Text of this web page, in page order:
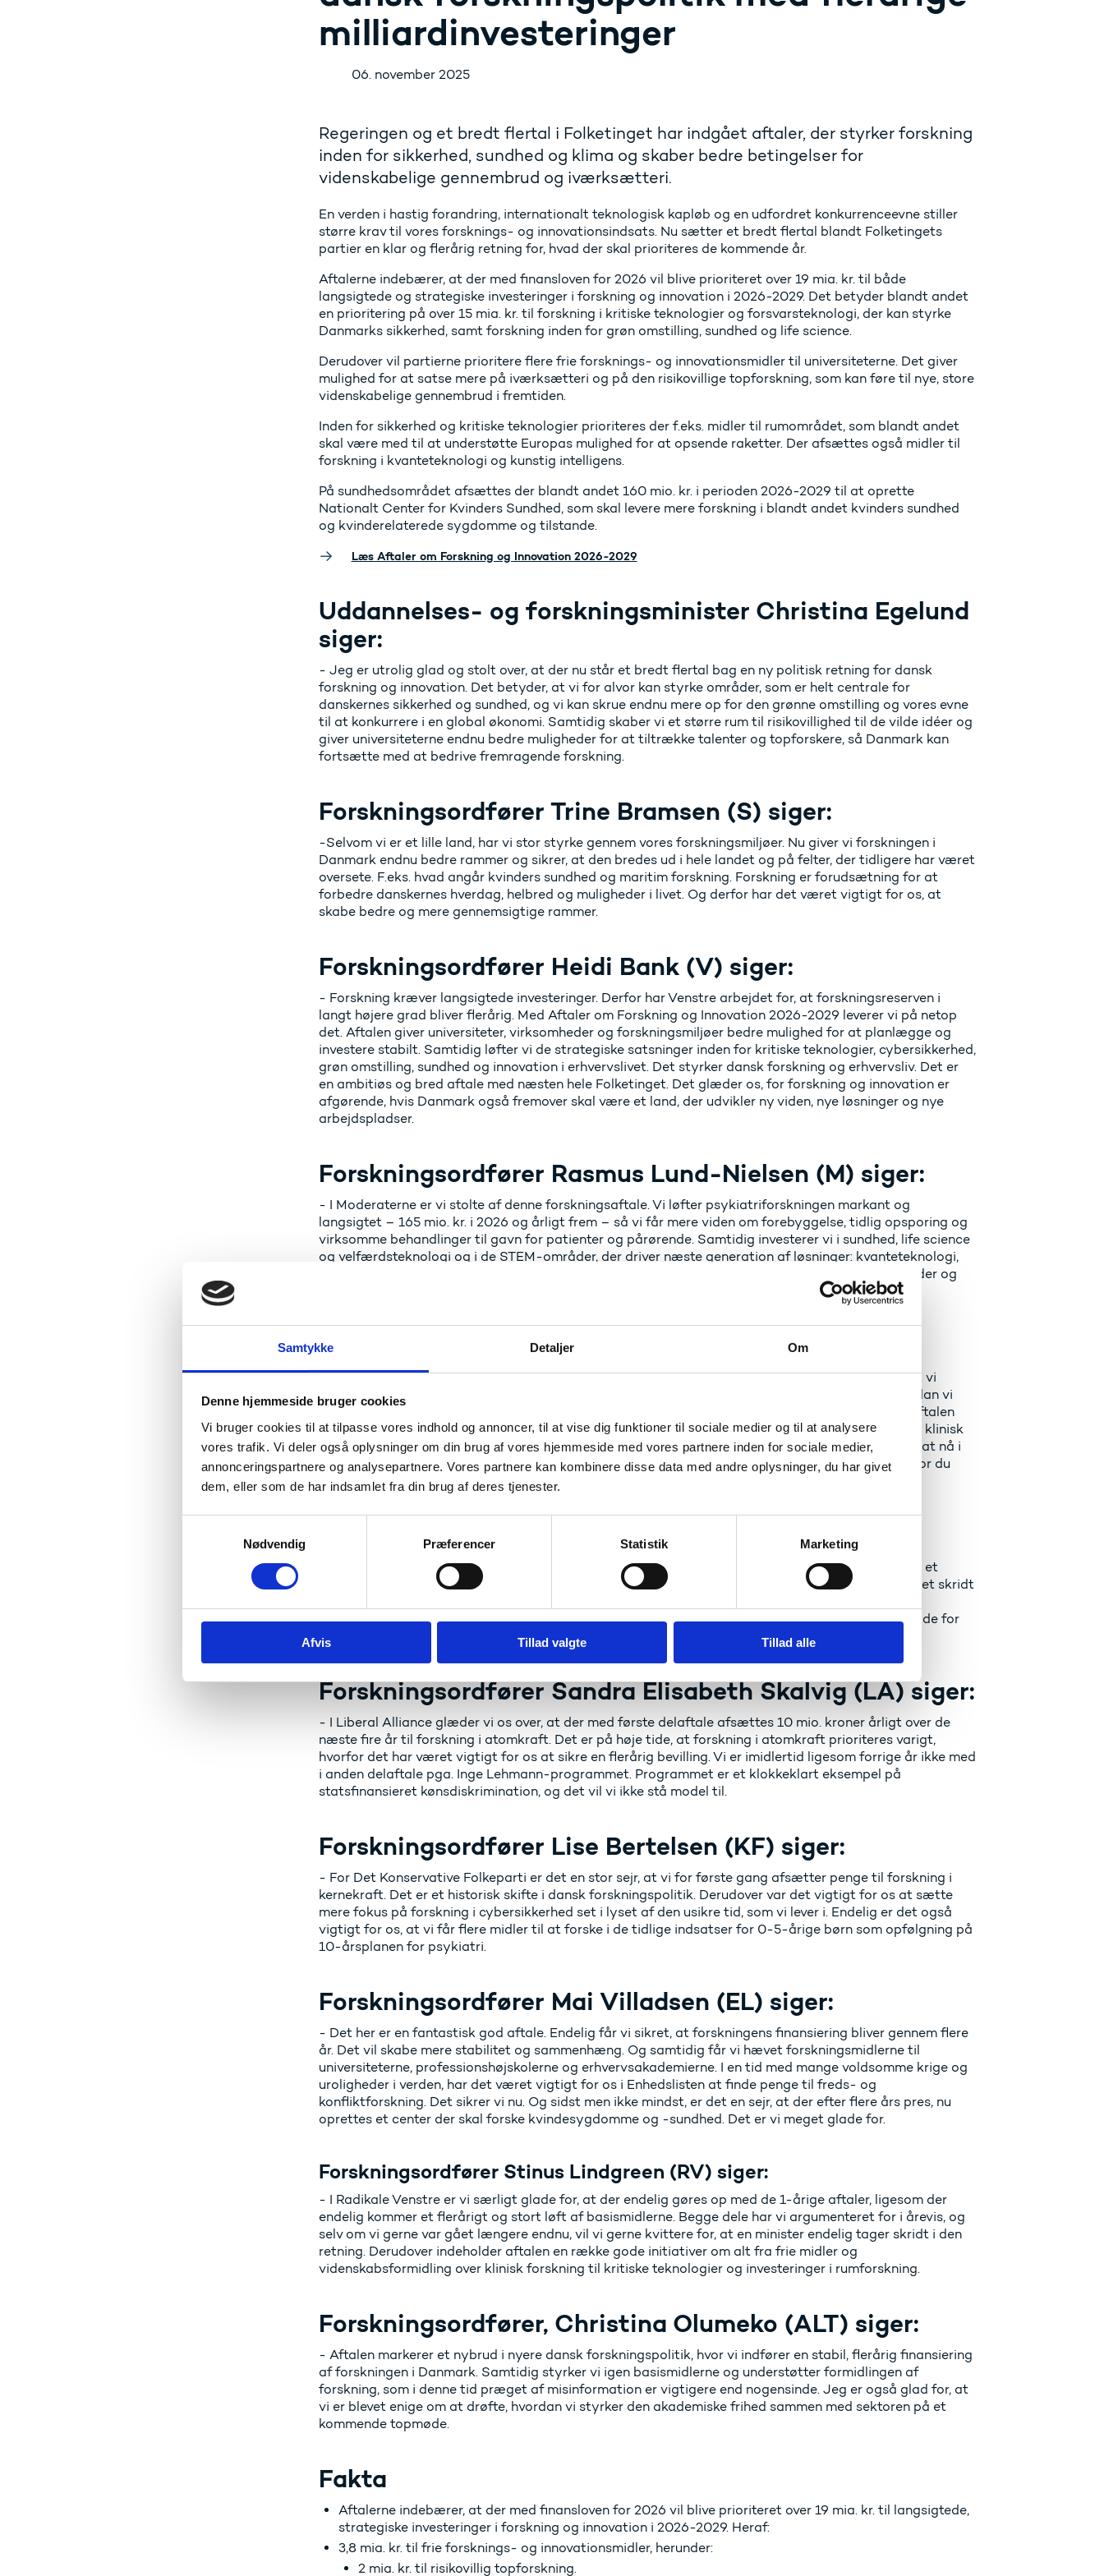
Samtykke Detaljer Om
Denne hjemmeside bruger cookies
Vi bruger cookies til at tilpasse vores indhold og annoncer, til at vise dig funktioner til sociale medier og til at analysere
vores trafik. Vi deler også oplysninger om din brug af vores hjemmeside med vores partnere inden for sociale medier,
annonceringspartnere og analysepartnere. Vores partnere kan kombinere disse data med andre oplysninger, du har givet
dem, eller som de har indsamlet fra din brug af deres tjenester.
v
Nødvendig Præferencer Statistik Marketing
Afvis Tillad valgte Tillad alle
milliardinvesteringer
06. november 2025
Regeringen og et bredt flertal i Folketinget har indgået aftaler, der styrker forskning
inden for sikkerhed, sundhed og klima og skaber bedre betingelser for
videnskabelige gennembrud og iværksætteri.
En verden i hastig forandring, internationalt teknologisk kapløb og en udfordret konkurrenceevne stiller
større krav til vores forsknings- og innovationsindsats. Nu sætter et bredt flertal blandt Folketingets
partier en klar og flerårig retning for, hvad der skal prioriteres de kommende år.
Aftalerne indebærer, at der med finansloven for 2026 vil blive prioriteret over 19 mia. kr. til både
langsigtede og strategiske investeringer i forskning og innovation i 2026-2029. Det betyder blandt andet
en prioritering på over 15 mia. kr. til forskning i kritiske teknologier og forsvarsteknologi, der kan styrke
Danmarks sikkerhed, samt forskning inden for grøn omstilling, sundhed og life science.
Derudover vil partierne prioritere flere frie forsknings- og innovationsmidler til universiteterne. Det giver
mulighed for at satse mere på iværksætteri og på den risikovillige topforskning, som kan føre til nye, store
videnskabelige gennembrud i fremtiden.
Inden for sikkerhed og kritiske teknologier prioriteres der f.eks. midler til rumområdet, som blandt andet
skal være med til at understøtte Europas mulighed for at opsende raketter. Der afsættes også midler til
forskning i kvanteteknologi og kunstig intelligens.
På sundhedsområdet afsættes der blandt andet 160 mio. kr. i perioden 2026-2029 til at oprette
Nationalt Center for Kvinders Sundhed, som skal levere mere forskning i blandt andet kvinders sundhed
og kvinderelaterede sygdomme og tilstande.
Læs Aftaler om Forskning og Innovation 2026-2029
Uddannelses- og forskningsminister Christina Egelund
siger:
- Jeg er utrolig glad og stolt over, at der nu står et bredt flertal bag en ny politisk retning for dansk
forskning og innovation. Det betyder, at vi for alvor kan styrke områder, som er helt centrale for
danskernes sikkerhed og sundhed, og vi kan skrue endnu mere op for den grønne omstilling og vores evne
til at konkurrere i en global økonomi. Samtidig skaber vi et større rum til risikovillighed til de vilde idéer og
giver universiteterne endnu bedre muligheder for at tiltrække talenter og topforskere, så Danmark kan
fortsætte med at bedrive fremragende forskning.
Forskningsordfører Trine Bramsen (S) siger:
-Selvom vi er et lille land, har vi stor styrke gennem vores forskningsmiljøer. Nu giver vi forskningen i
Danmark endnu bedre rammer og sikrer, at den bredes ud i hele landet og på felter, der tidligere har været
oversete. F.eks. hvad angår kvinders sundhed og maritim forskning. Forskning er forudsætning for at
forbedre danskernes hverdag, helbred og muligheder i livet. Og derfor har det været vigtigt for os, at
skabe bedre og mere gennemsigtige rammer.
Forskningsordfører Heidi Bank (V) siger:
- Forskning kræver langsigtede investeringer. Derfor har Venstre arbejdet for, at forskningsreserven i
langt højere grad bliver flerårig. Med Aftaler om Forskning og Innovation 2026-2029 leverer vi på netop
det. Aftalen giver universiteter, virksomheder og forskningsmiljøer bedre mulighed for at planlægge og
investere stabilt. Samtidig løfter vi de strategiske satsninger inden for kritiske teknologier, cybersikkerhed,
grøn omstilling, sundhed og innovation i erhvervslivet. Det styrker dansk forskning og erhvervsliv. Det er
en ambitiøs og bred aftale med næsten hele Folketinget. Det glæder os, for forskning og innovation er
afgørende, hvis Danmark også fremover skal være et land, der udvikler ny viden, nye løsninger og nye
arbejdspladser.
Forskningsordfører Rasmus Lund-Nielsen (M) siger:
- I Moderaterne er vi stolte af denne forskningsaftale. Vi løfter psykiatriforskningen markant og
langsigtet – 165 mio. kr. i 2026 og årligt frem – så vi får mere viden om forebyggelse, tidlig opsporing og
virksomme behandlinger til gavn for patienter og pårørende. Samtidig investerer vi i sundhed, life science
og velfærdsteknologi og i de STEM-områder, der driver næste generation af løsninger: kvanteteknologi,
kunstig intelligens og mikrochips. Forskning skal omsættes til bedre behandlinger, nye virksomheder og
Forskningsordfører Marlene Harpsøe (DD) siger:
- Danmarksdemokraterne er glade for endnu engang at stå bag en forskningsaftale, der sikrer, at vi
fortsat kan udvikle fremfor at afvikle et af verdens mest grønne landbrug med ny viden om, hvordan vi
bedst muligt driver fremtidens landbrug og leverer fødevarer i verdensklasse til danskerne. Med aftalen
sikrer vi samtidig støtte til forskning i den borger- og praksisnære velfærd og sundhed, men også klinisk
og uafhængig forskning i ulighed i sundhed på baggrund af fx geografi. Det er helt afgørende for at nå i
mål med sundhedsreformen og ambitionerne om en stærk og nær sundhed og velfærd, uanset hvor du
bor.
Forskningsordfører Sofie Lippert (SF) siger:
- Langt om længe gør vi noget ved at flere og flere forskningsmidler er politisk øremærkede. Med et
markant løft af de frie midler til universiteter, professionshøjskoler og erhvervsakademier tager vi et skridt
professionshøjskoler og erhvervsakademier er delvist sikret i de kommende år. Derudover er vi glade for
at det lykkedes at genopbygge dansk fredsforskning med en substantiel bevilling til DIIS.
Forskningsordfører Sandra Elisabeth Skalvig (LA) siger:
- I Liberal Alliance glæder vi os over, at der med første delaftale afsættes 10 mio. kroner årligt over de
næste fire år til forskning i atomkraft. Det er på høje tide, at forskning i atomkraft prioriteres varigt,
hvorfor det har været vigtigt for os at sikre en flerårig bevilling. Vi er imidlertid ligesom forrige år ikke med
i anden delaftale pga. Inge Lehmann-programmet. Programmet er et klokkeklart eksempel på
statsfinansieret kønsdiskrimination, og det vil vi ikke stå model til.
Forskningsordfører Lise Bertelsen (KF) siger:
- For Det Konservative Folkeparti er det en stor sejr, at vi for første gang afsætter penge til forskning i
kernekraft. Det er et historisk skifte i dansk forskningspolitik. Derudover var det vigtigt for os at sætte
mere fokus på forskning i cybersikkerhed set i lyset af den usikre tid, som vi lever i. Endelig er det også
vigtigt for os, at vi får flere midler til at forske i de tidlige indsatser for 0-5-årige børn som opfølgning på
10-årsplanen for psykiatri.
Forskningsordfører Mai Villadsen (EL) siger:
- Det her er en fantastisk god aftale. Endelig får vi sikret, at forskningens finansiering bliver gennem flere
år. Det vil skabe mere stabilitet og sammenhæng. Og samtidig får vi hævet forskningsmidlerne til
universiteterne, professionshøjskolerne og erhvervsakademierne. I en tid med mange voldsomme krige og
uroligheder i verden, har det været vigtigt for os i Enhedslisten at finde penge til freds- og
konfliktforskning. Det sikrer vi nu. Og sidst men ikke mindst, er det en sejr, at der efter flere års pres, nu
oprettes et center der skal forske kvindesygdomme og -sundhed. Det er vi meget glade for.
Forskningsordfører Stinus Lindgreen (RV) siger:
- I Radikale Venstre er vi særligt glade for, at der endelig gøres op med de 1-årige aftaler, ligesom der
endelig kommer et flerårigt og stort løft af basismidlerne. Begge dele har vi argumenteret for i årevis, og
selv om vi gerne var gået længere endnu, vil vi gerne kvittere for, at en minister endelig tager skridt i den
retning. Derudover indeholder aftalen en række gode initiativer om alt fra frie midler og
videnskabsformidling over klinisk forskning til kritiske teknologier og investeringer i rumforskning.
Forskningsordfører, Christina Olumeko (ALT) siger:
- Aftalen markerer et nybrud i nyere dansk forskningspolitik, hvor vi indfører en stabil, flerårig finansiering
af forskningen i Danmark. Samtidig styrker vi igen basismidlerne og understøtter formidlingen af
forskning, som i denne tid præget af misinformation er vigtigere end nogensinde. Jeg er også glad for, at
vi er blevet enige om at drøfte, hvordan vi styrker den akademiske frihed sammen med sektoren på et
kommende topmøde.
Fakta
Aftalerne indebærer, at der med finansloven for 2026 vil blive prioriteret over 19 mia. kr. til langsigtede,
strategiske investeringer i forskning og innovation i 2026-2029. Heraf:
3,8 mia. kr. til frie forsknings- og innovationsmidler, herunder:
2 mia. kr. til risikovillig topforskning.